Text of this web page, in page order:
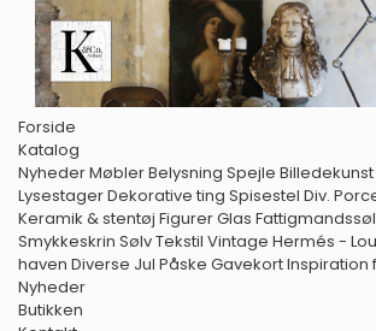
Forside
Katalog
NyhederMøblerBelysning Spejle
LysestagerDekorative ting Spisestel Div.
Keramik & stentøj FigurerGlas
Smykkeskrin SølvTekstil Vintage Hermés -
haven Diverse Jul Påske GavekortInspiration
Nyheder
Butikken